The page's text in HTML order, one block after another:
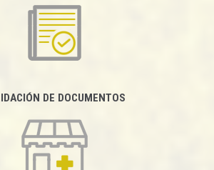
DE DOCUMENTOS